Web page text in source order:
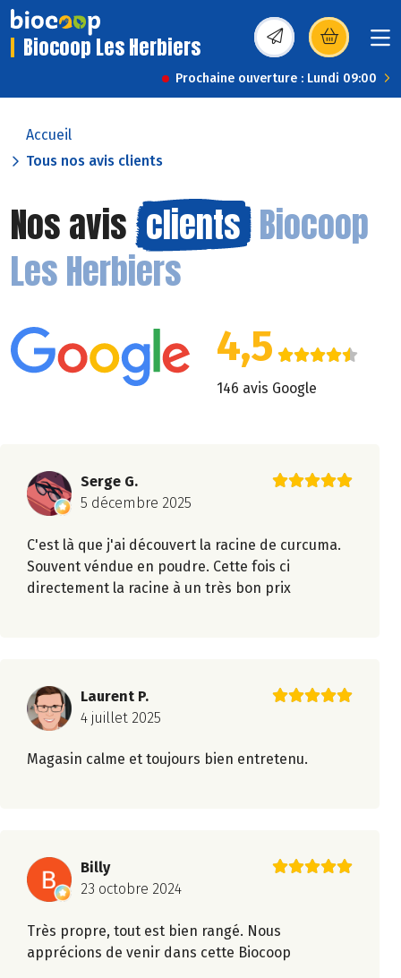
Biocoop Les Herbiers (s’ouvre dans une
Prochaine ouverture : Lundi 09:00
Accueil
Tous nos avis clients
Nos avis clients Biocoop
Les Herbiers
4,5
146 avis Google
Serge G.
5 décembre 2025
C'est là que j'ai découvert la racine de curcuma.
Souvent véndue en poudre. Cette fois ci
directement la racine à un très bon prix
Laurent P.
4 juillet 2025
Magasin calme et toujours bien entretenu.
Billy
23 octobre 2024
Très propre, tout est bien rangé. Nous
apprécions de venir dans cette Biocoop